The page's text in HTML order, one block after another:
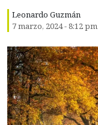
Leonardo Guzmán
7 marzo, 2024 - 8:12 pm